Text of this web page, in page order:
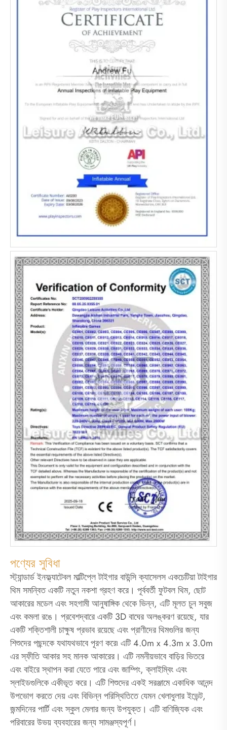
পণ্যের সুবিধা
স্ট্যান্ডার্ড ইনফ্ল্যাটেবল মাল্টিপ্লে টাইগার বাউন্সি ক্যাসেলস একচেটিয়া টাইগার
থিম সমন্বিত একটি নতুন নকশা গ্রহণ করে। পূর্ববর্তী ফুটবল থিম, ছোট
আকারের মডেল এবং সহগামী আনুষাঙ্গিক থেকে ভিন্ন, এটি মূলত চুন সবুজ
এবং কমলা রঙে। প্রবেশদ্বারে একটি 3D বাঘের অলঙ্করণ রয়েছে, যার
একটি শক্তিশালী চাক্ষুষ প্রভাব রয়েছে এবং প্রাণীদের থিমগুলির জন্য
শিশুদের পছন্দকে যথাযথভাবে পূরণ করে৷ এটি 4.0m x 4.3m x 3.0m
এর স্ফীতি আকার সহ মানক আকারের। এটি নমনীয়ভাবে বাড়ির ভিতরে
এবং বাইরে স্থাপন করা যেতে পারে এবং জাম্পিং, ক্লাইম্বিং এবং
স্লাইডগুলিকে একীভূত করে। এটি শিশুদের একই সরঞ্জামে একাধিক আনন্দ
উপভোগ করতে দেয় এবং বিভিন্ন পরিস্থিতিতে যেমন খেলাধুলার ইভেন্ট,
জন্মদিনের পার্টি এবং স্কুল মেলার জন্য উপযুক্ত। এটি বাণিজ্যিক এবং
পরিবারের উভয় ব্যবহারের জন্য সামঞ্জস্যপূর্ণ।